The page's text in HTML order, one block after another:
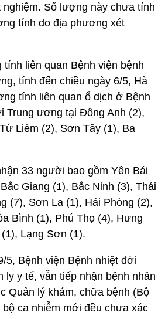
nghiệm. Số lượng này chưa tính
tính do địa phương xét
liên quan Bệnh viện bệnh
tính đến chiều ngày 6/5, Hà
tính liên quan ổ dịch ở Bệnh
Trung ương tại Đông Anh (2),
Liêm (2), Sơn Tây (1), Ba
33 người bao gồm Yên Bái
Giang (1), Bắc Ninh (3), Thái
(7), Sơn La (1), Hải Phòng (2),
Bình (1), Phú Thọ (4), Hưng
Lạng Sơn (1).
5, Bệnh viện Bệnh nhiệt đới
ly y tế, vẫn tiếp nhận bệnh nhân
Quản lý khám, chữa bệnh (Bộ
ca nhiễm mới đều chưa xác